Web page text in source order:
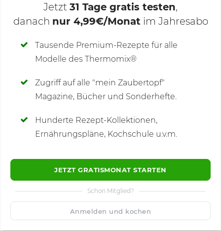
Deine Notizen
Jetzt 31 Tage gratis testen,
danach nur 4,99€/Monat im Jahresabo
Tausende Premium-Rezepte für alle
Modelle des Thermomix®
Zugriff auf alle "mein Zaubertopf"
Magazine, Bücher und Sonderhefte.
Hunderte Rezept-Kollektionen,
Ernährungspläne, Kochschule u.v.m.
JETZT GRATISMONAT STARTEN
Schon Mitglied?
Anmelden und kochen
Kommentare
🙂 Speichern